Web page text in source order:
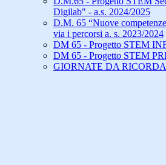
Digilab" - a.s. 2024/2025
D.M. 65 “Nuove
via i percorsi a. s. 2023/2024
DM 65 - Progetto STEM
DM 65 - Progetto STEM
GIORNATE DA